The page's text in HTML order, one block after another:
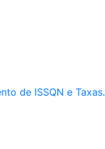
de ISSQN e Taxas.